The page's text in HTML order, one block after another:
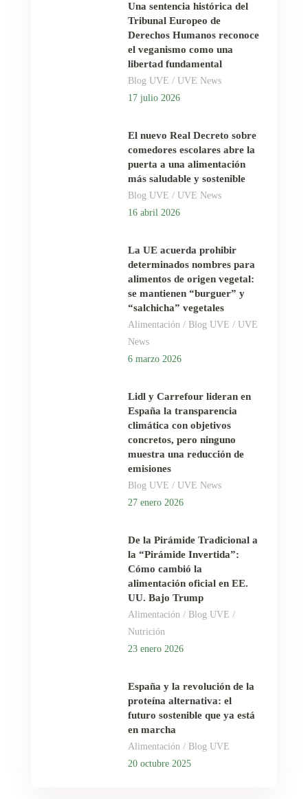
Una sentencia histórica del
Tribunal Europeo de
Derechos Humanos reconoce
el veganismo como una
libertad fundamental
Blog UVE / UVE News
17 julio 2026
El nuevo Real Decreto sobre
comedores escolares abre la
puerta a una alimentación
más saludable y sostenible
Blog UVE / UVE News
16 abril 2026
La UE acuerda prohibir
determinados nombres para
alimentos de origen vegetal:
se mantienen “burguer” y
“salchicha” vegetales
Alimentación / Blog UVE / UVE
News
6 marzo 2026
Lidl y Carrefour lideran en
España la transparencia
climática con objetivos
concretos, pero ninguno
muestra una reducción de
emisiones
Blog UVE / UVE News
27 enero 2026
De la Pirámide Tradicional a
la “Pirámide Invertida”:
Cómo cambió la
alimentación oficial en EE.
UU. Bajo Trump
Alimentación / Blog UVE /
Nutrición
23 enero 2026
España y la revolución de la
proteína alternativa: el
futuro sostenible que ya está
en marcha
Alimentación / Blog UVE
20 octubre 2025